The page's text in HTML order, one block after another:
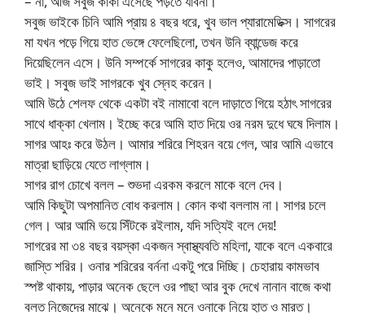
সবুজ ভাইকে চিনি আমি প্রায় ৪ বছর ধরে, খুব ভাল প্যারামেডিক্স। সাগরের
মা যখন পড়ে গিয়ে হাত ভেঙ্গে ফেলেছিলো, তখন উনি ব্যান্ডেজ করে
দিয়েছিলেন এসে। উনি সম্পর্কে সাগরের কাকু হলেও, আমাদের পাড়াতো
ভাই। সবুজ ভাই সাগরকে খুব স্নেহ করেন।
আমি উঠে শেলফ থেকে একটা বই নামাবো বলে দাড়াতে গিয়ে হঠাৎ সাগরের
সাথে ধাক্কা খেলাম। ইচ্ছে করে আমি হাত দিয়ে ওর নরম দুধে ঘষে দিলাম।
সাগর আহঃ করে উঠল। আমার শরিরে শিহরন বয়ে গেল, আর আমি এভাবে
মাত্রা ছাড়িয়ে যেতে লাগ্লাম।
সাগর রাগ চোখে বলল – শুভদা এরকম করলে মাকে বলে দেব।
আমি কিছুটা অপমানিত বোধ করলাম। কোন কথা বললাম না। সাগর চলে
গেল। আর আমি ভয়ে সিঁটকে রইলাম, যদি সত্যিই বলে দেয়!
সাগরের মা ৩৪ বছর বয়স্কা একজন স্বাস্থ্যবতি মহিলা, যাকে বলে একবারে
জাস্তি শরির। ওনার শরিরের বর্ননা একটু পরে দিচ্ছি। চেহারায় কামভাব
স্পষ্ট থাকায়, পাড়ার অনেক ছেলে ওর পাছা আর বুক দেখে নানান বাজে কথা
বলত নিজেদের মাঝে। অনেকে মনে মনে ওনাকে নিয়ে হাত ও মারত।